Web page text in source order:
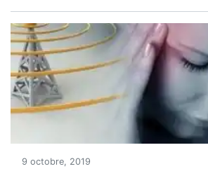
9 octobre, 2019